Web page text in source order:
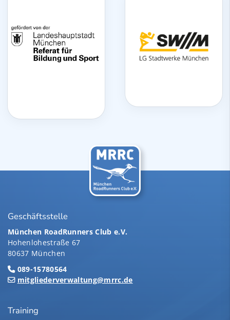
Geschäftsstelle
München RoadRunners Club e.V.
Hohenlohestraße 67
80637 München
089-15780564
mitgliederverwaltung@mrrc.de
Training